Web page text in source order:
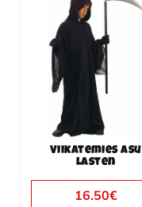
Viikatemies asu
lasten
16.50€
tuotteella
useampi
muunnelma.
Voit
tehdä
valinnat
tuotteen